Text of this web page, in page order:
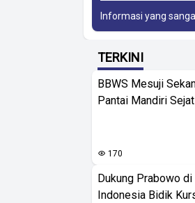
Informasi yang
TERKINI
BBWS Mesuji
Pantai Mandiri
170
Dukung Prabowo
Indonesia Bidik